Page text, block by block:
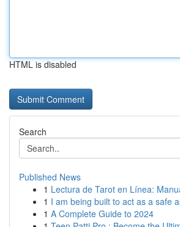
HTML is disabled
Search
Published News
1 Lectura de Tarot en Línea:
1 I am being built to act as a safe
1 A Complete Guide to 2024